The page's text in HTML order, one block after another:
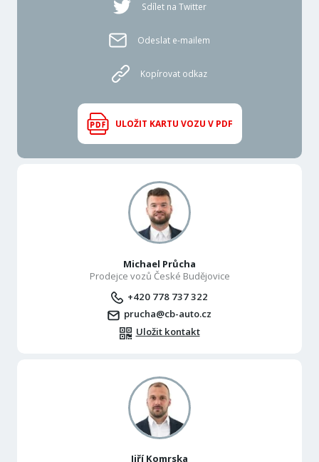
Sdílet na Twitter
Odeslat e-mailem
Kopírovat odkaz
ULOŽIT KARTU VOZU V PDF
Michael Průcha
Prodejce vozů České Budějovice
+420 778 737 322
prucha@cb-auto.cz
Uložit kontakt
Jiří Komrska